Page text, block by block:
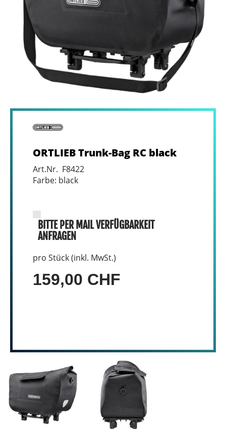
ORTLIEB Trunk-Bag RC black
Art.Nr. F8422
Farbe: black
BITTE PER MAIL VERFÜGBARKEIT
ANFRAGEN
pro Stück (inkl. MwSt.)
159,00 CHF